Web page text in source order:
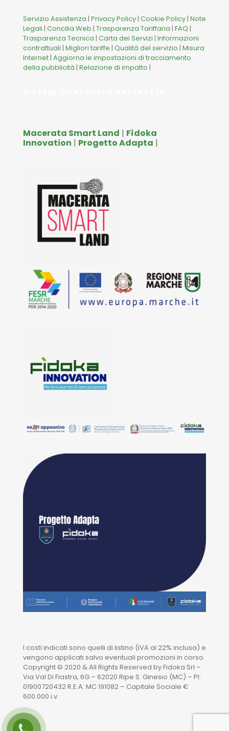
Servizio Assistenza | Privacy Policy | Cookie Policy | Note
Legali | Concilia Web | Trasparenza Tariffaria | FAQ |
Trasparenza Tecnica | Carta dei Servizi | Informazioni
contrattuali | Migliori tariffe | Qualità del servizio | Misura
Internet | Aggiorna le impostazioni di tracciamento
della pubblicità | Relazione di impatto |
Macerata Smart Land | Fìdoka
Innovation | Progetto Adapta |
I costi indicati sono quelli di listino (IVA al 22% inclusa) e
vengono applicati salvo eventuali promozioni in corso.
Copyright © 2020 & All Rights Reserved by Fidoka Srl –
Via Val Di Fiastra, 6G – 62020 Ripe S. Ginesio (MC) – PI:
01900720432 R.E.A: MC 191082 – Capitale Sociale €
600.000 i.v.